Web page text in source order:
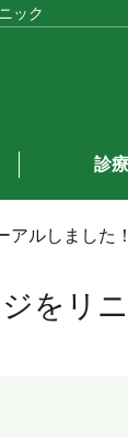
ック
診
アルしました！
をリ